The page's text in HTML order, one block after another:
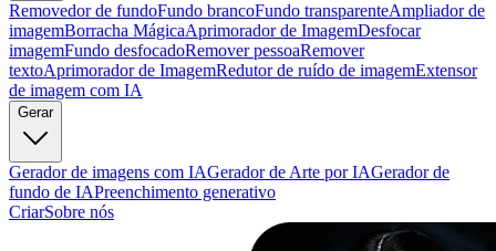
Removedor de fundoFundo brancoFundo transparenteAmpliador de
imagemBorracha MágicaAprimorador de ImagemDesfocar
imagemFundo desfocadoRemover pessoaRemover
textoAprimorador de ImagemRedutor de ruído de imagemExtensor
de imagem com IA
Gerar
Gerador de imagens com IAGerador de Arte por IAGerador de
fundo de IAPreenchimento generativo
CriarSobre nós